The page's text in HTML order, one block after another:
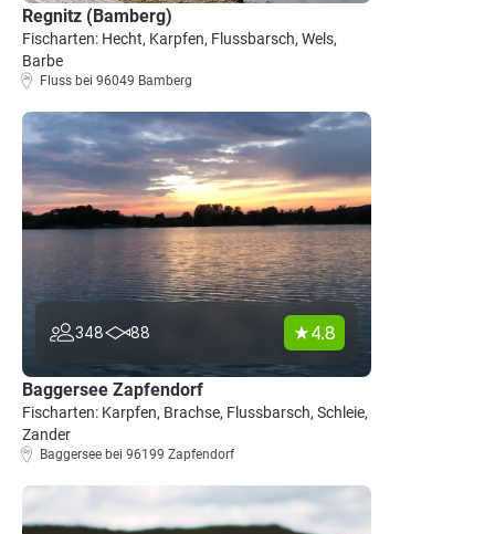
Regnitz (Bamberg)
Fischarten: Hecht, Karpfen, Flussbarsch, Wels,
Barbe
Fluss bei 96049 Bamberg
348 88 4.8
Baggersee Zapfendorf
Fischarten: Karpfen, Brachse, Flussbarsch, Schleie,
Zander
Baggersee bei 96199 Zapfendorf